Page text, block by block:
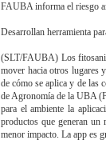
FAUBA informa el riesgo
Desarrollan herramienta
(SLT/FAUBA) Los
mover hacia otros lugares
de cómo se aplica y de las
de Agronomía de la UBA
para el ambiente la
productos que generan un
menor impacto. La app es